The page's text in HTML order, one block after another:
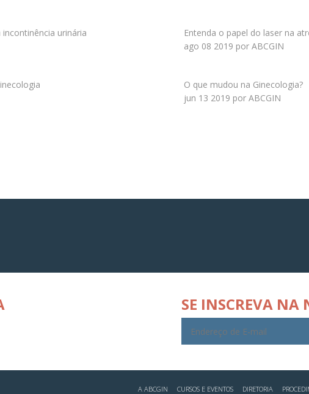
urinária
Entenda o papel do laser na
ago 08 2019 por ABCGIN
O que mudou na Ginecologia?
jun 13 2019 por ABCGIN
SE INSCREVA NA
A ABCGIN CURSOS E EVENTOS DIRETORIA